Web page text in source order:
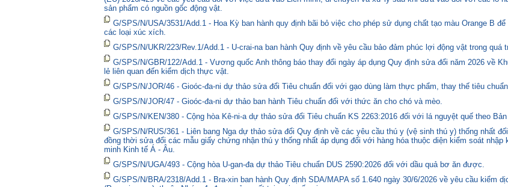
sản phẩm có nguồn gốc động vật.
G/SPS/N/USA/3531/Add.1 - Hoa Kỳ ban hành quy định bãi bỏ việc cho phép sử dụng chất tạo màu Orange B
các loại xúc xích.
G/SPS/N/UKR/223/Rev.1/Add.1 - U-crai-na ban hành Quy định về yêu cầu bảo đảm phúc lợi động vật trong
G/SPS/N/GBR/122/Add.1 - Vương quốc Anh thông báo thay đổi ngày áp dụng Quy định sửa đổi năm 2026 về
lẻ liên quan đến kiểm dịch thực vật.
G/SPS/N/JOR/46 - Gioóc-đa-ni dự thảo sửa đổi Tiêu chuẩn đối với gạo dùng làm thực phẩm, thay thế tiêu
G/SPS/N/JOR/47 - Gioóc-đa-ni dự thảo ban hành Tiêu chuẩn đối với thức ăn cho chó và mèo.
G/SPS/N/KEN/380 - Cộng hòa Kê-ni-a dự thảo sửa đổi Tiêu chuẩn KS 2263:2016 đối với lá nguyệt quế theo
G/SPS/N/RUS/361 - Liên bang Nga dự thảo sửa đổi Quy định về các yêu cầu thú y (vệ sinh thú y) thống nhất
đồng thời sửa đổi các mẫu giấy chứng nhận thú y thống nhất áp dụng đối với hàng hóa thuộc diện kiểm soát
minh Kinh tế Á - Âu.
G/SPS/N/UGA/493 - Cộng hòa U-gan-đa dự thảo Tiêu chuẩn DUS 2590:2026 đối với dầu quả bơ ăn được.
G/SPS/N/BRA/2318/Add.1 - Bra-xin ban hành Quy định SDA/MAPA số 1.640 ngày 30/6/2026 về yêu cầu kiểm